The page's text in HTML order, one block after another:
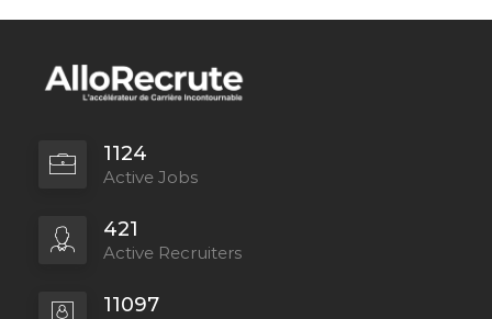
1124
Active Jobs
421
Active Recruiters
11097